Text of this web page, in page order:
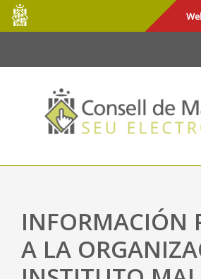
Saltar al contenido principal
Consell
de
Mallorca
INFORMACIÓN
A LA